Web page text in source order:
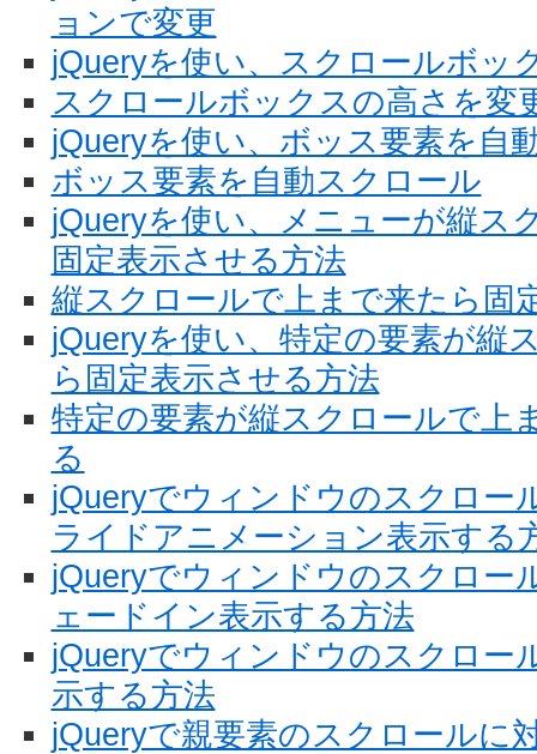
ョンで変更
jQueryを使い、スクロールボッ
スクロールボックスの高さを変
jQueryを使い、ボッス要素を自
ボッス要素を自動スクロール
jQueryを使い、メニューが縦ス
固定表示させる方法
縦スクロールで上まで来たら固
jQueryを使い、特定の要素が縦
ら固定表示させる方法
特定の要素が縦スクロールで上
る
jQueryでウィンドウのスクロー
ライドアニメーション表示する
jQueryでウィンドウのスクロー
ェードイン表示する方法
jQueryでウィンドウのスクロー
示する方法
jQueryで親要素のスクロールに